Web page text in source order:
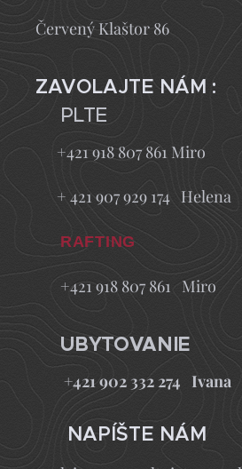
Červený Klaštor 86
ZAVOLAJTE NÁM :
PLTE
+421 918 807 861 Miro
+ 421 907 929 174 Helena
RAFTING
+421 918 807 861 Miro
UBYTOVANIE
+421 902 332 274 Ivana
NAPÍŠTE NÁM